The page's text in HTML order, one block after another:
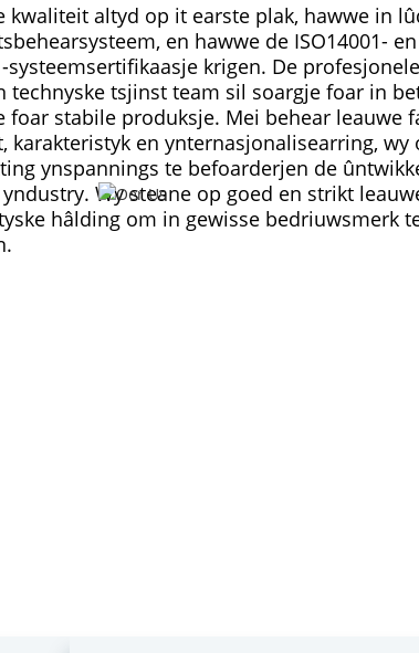
kwaliteit altyd op it earste plak, hawwe in
en hawwe de ISO14001- en
systeemsertifikaasje krigen. De
technyske tsjinst team sil soargje foar in
foar stabile produksje. Mei behear leauwe
karakteristyk en ynternasjonalisearring, wy
ynspannings te befoarderjen de
yndustry. Wy steane op goed en strikt
hâlding om in gewisse bedriuwsmerk